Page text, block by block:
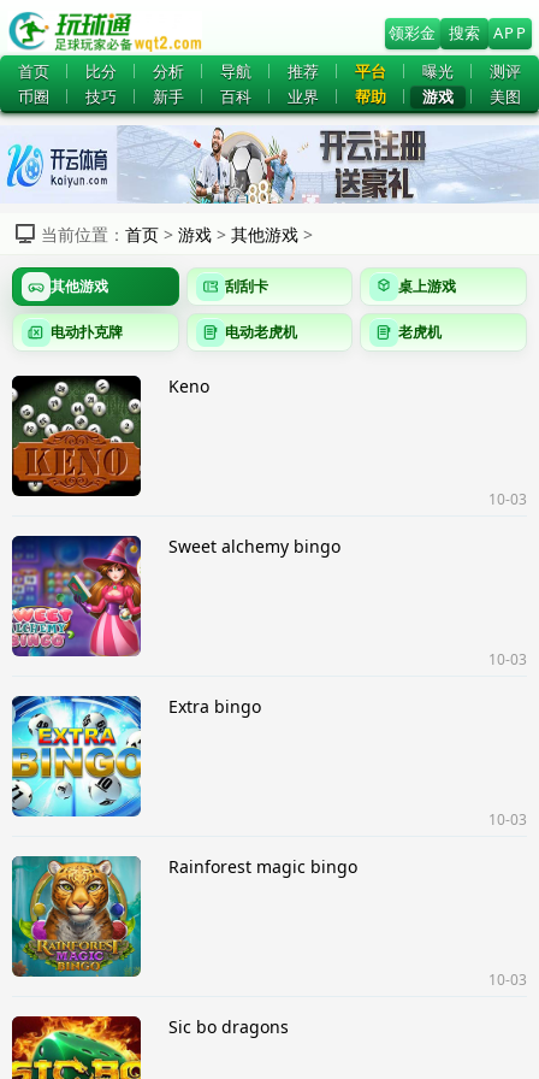
领彩金 搜索
APP
首页
比分 分析 导航 推荐 平台 曝光
测评
币圈
技巧 新手 百科 业界 帮助 游戏 美图
当前位置： 首页 > 游戏 > 其他游戏 >
其他游戏 刮刮卡 桌上游戏
电动扑克牌 电动老虎机 老虎机
Keno
10-03
Sweet alchemy bingo
10-03
Extra bingo
10-03
Rainforest magic bingo
10-03
Sic bo dragons